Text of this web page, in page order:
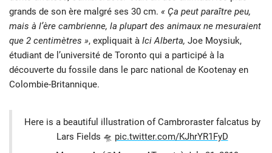
grands de son ère malgré ses 30 cm. « Ça peut paraître peu,
mais à l’ère cambrienne, la plupart des animaux ne mesuraient
que 2 centimètres », expliquait à Ici Alberta, Joe Moysiuk,
étudiant de l’université de Toronto qui a participé à la
découverte du fossile dans le parc national de Kootenay en
Colombie-Britannique.
Here is a beautiful illustration of Cambroraster falcatus by
Lars Fields 🛸 pic.twitter.com/KJhrYR1FyD